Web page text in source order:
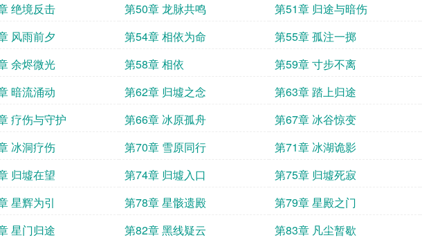
绝境反击
第50章 龙脉共鸣 第51章 归途与暗伤
风雨前夕
第54章 相依为命 第55章 孤注一掷
余烬微光
第58章 相依 第59章 寸步不离
暗流涌动
第62章 归墟之念 第63章 踏上归途
疗伤与守护
第66章 冰原孤舟 第67章 冰谷惊变
冰洞疗伤
第70章 雪原同行 第71章 冰湖诡影
归墟在望
第74章 归墟入口 第75章 归墟死寂
星辉为引
第78章 星骸遗殿 第79章 星殿之门
星门归途
第82章 黑线疑云 第83章 凡尘暂歇